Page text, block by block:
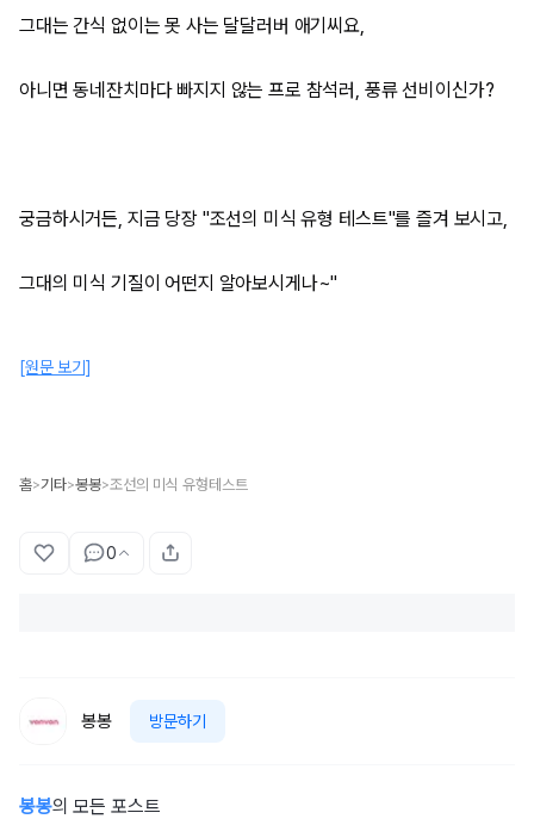
그대는 간식 없이는 못 사는 달달러버 애기씨요,
아니면 동네잔치마다 빠지지 않는 프로 참석러, 풍류 선비이신가?
궁금하시거든, 지금 당장 "조선의 미식 유형 테스트"를 즐겨 보시고,
그대의 미식 기질이 어떤지 알아보시게나~"
[원문 보기]
홈>기타>봉봉>조선의 미식 유형테스트
0
봉봉 방문하기
봉봉의 모든 포스트